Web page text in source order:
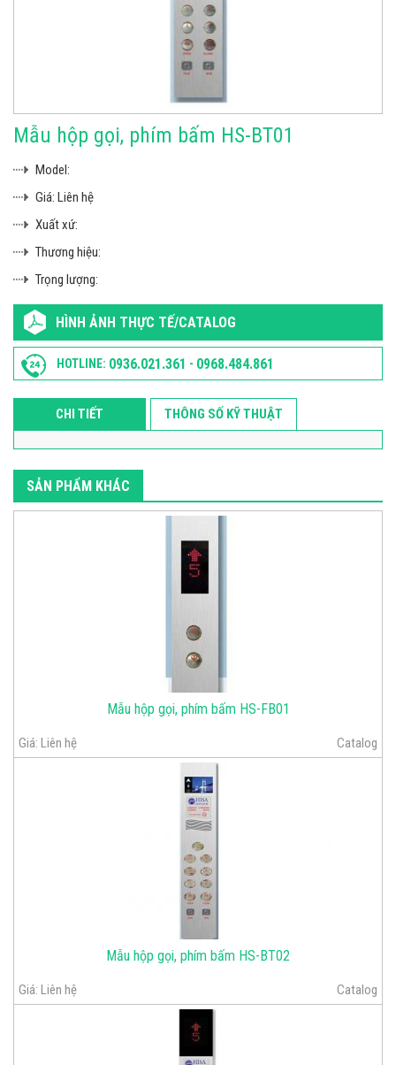
Mẫu hộp gọi, phím bấm HS-BT01
Model:
Giá: Liên hệ
Xuất xứ:
Thương hiệu:
Trọng lượng:
HÌNH ẢNH THỰC TẾ/CATALOG
HOTLINE: 0936.021.361 - 0968.484.861
CHI TIẾT THÔNG SỐ KỸ THUẬT
SẢN PHẨM KHÁC
Mẫu hộp gọi, phím bấm HS-FB01
Giá: Liên hệ Catalog
Mẫu hộp gọi, phím bấm HS-BT02
Giá: Liên hệ Catalog